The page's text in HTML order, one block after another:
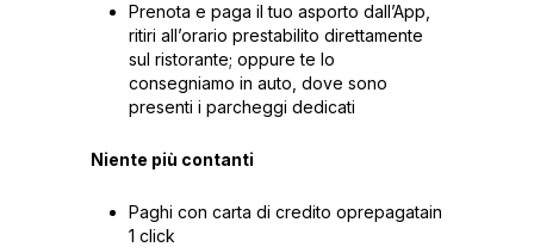
Prenota e paga il tuo asporto dall’App,
ritiri all’orario prestabilito direttamente
sul ristorante; oppure te lo
consegniamo in auto, dove sono
presenti i parcheggi dedicati
Niente più contanti
Paghi con carta di credito oprepagatain
1 click